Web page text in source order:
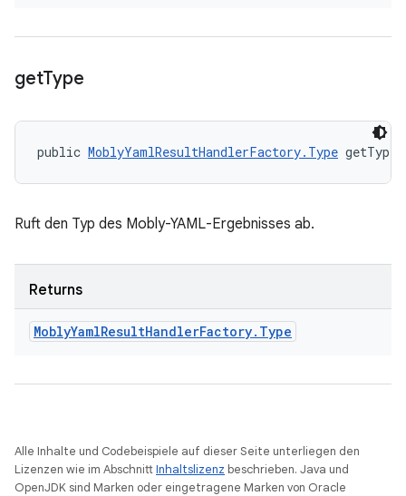
getType
public MoblyYamlResultHandlerFactory.Type
Ruft den Typ des Mobly-YAML-Ergebnisses ab.
Returns
MoblyYamlResultHandlerFactory. Type
Alle Inhalte und Codebeispiele auf dieser Seite unterliegen den
Lizenzen wie im AbschnittInhaltslizenz beschrieben. Java und
OpenJDK sind Marken oder eingetragene Marken von Oracle